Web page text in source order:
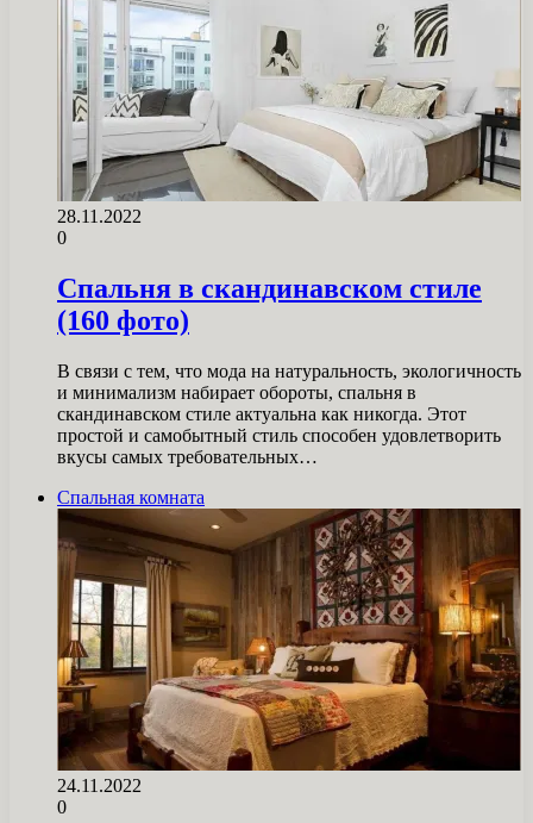
28.11.2022
0
Спальня в скандинавском стиле
(160 фото)
В связи с тем, что мода на натуральность, экологичность
и минимализм набирает обороты, спальня в
скандинавском стиле актуальна как никогда. Этот
простой и самобытный стиль способен удовлетворить
вкусы самых требовательных…
Спальная комната
24.11.2022
0